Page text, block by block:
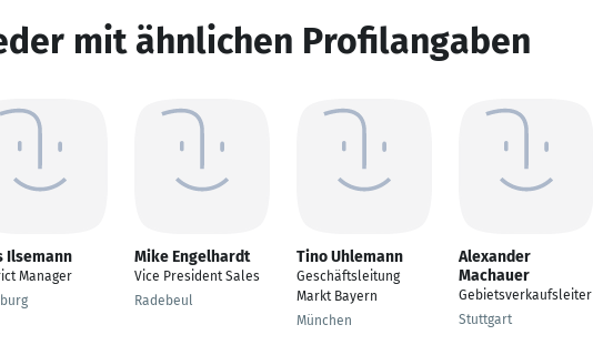
mit ähnlichen Profilangaben
Ilsemann
Manager
Mike Engelhardt
Vice President Sales
Radebeul
Tino Uhlemann
Geschäftsleitung
Markt Bayern
München
Alexander
Machauer
Gebietsverkaufsleiter
Stuttgart